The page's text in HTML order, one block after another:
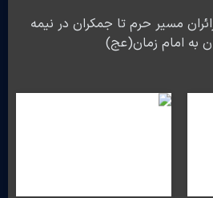
مسیر حرم تا جمکران در نیمه
به امام زمان(عج)